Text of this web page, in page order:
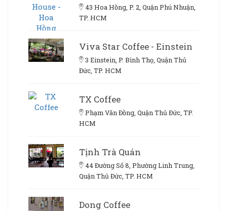
43 Hoa Hồng, P. 2, Quận Phú Nhuận,
TP. HCM
Viva Star Coffee - Einstein
3 Einstein, P. Bình Thọ, Quận Thủ
Đức, TP. HCM
TX Coffee
Phạm Văn Đồng, Quận Thủ Đức, TP.
HCM
Tịnh Trà Quán
44 Đường Số 8, Phường Linh Trung,
Quận Thủ Đức, TP. HCM
Dong Coffee